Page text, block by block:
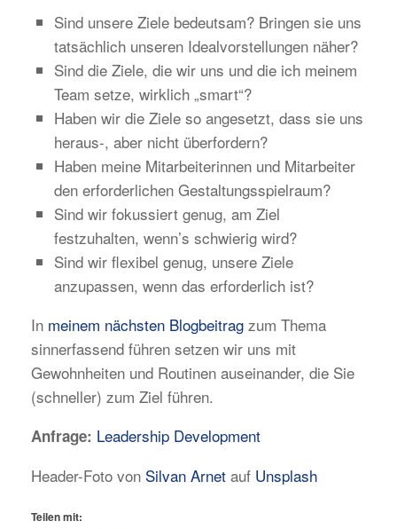
Sind unsere Ziele bedeutsam? Bringen sie uns
tatsächlich unseren Idealvorstellungen näher?
Sind die Ziele, die wir uns und die ich meinem
Team setze, wirklich „smart“?
Haben wir die Ziele so angesetzt, dass sie uns
heraus-, aber nicht überfordern?
Haben meine Mitarbeiterinnen und Mitarbeiter
den erforderlichen Gestaltungsspielraum?
Sind wir fokussiert genug, am Ziel
festzuhalten, wenn’s schwierig wird?
Sind wir flexibel genug, unsere Ziele
anzupassen, wenn das erforderlich ist?
In meinem nächsten Blogbeitrag zum Thema
sinnerfassend führen setzen wir uns mit
Gewohnheiten und Routinen auseinander, die Sie
(schneller) zum Ziel führen.
Anfrage: Leadership Development
Header-Foto von Silvan Arnet auf Unsplash
Teilen mit: